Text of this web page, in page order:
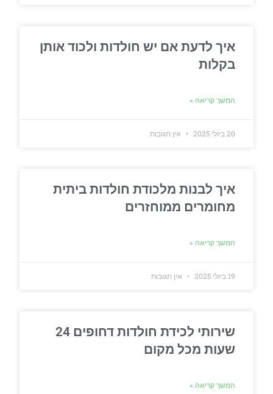
איך לדעת אם יש חולדות ולכוד אותן
בקלות
המשך קריאה »
20 ביולי 2025 אין תגובות
איך לבנות מלכודת חולדות ביתית
מחומרים ממוחזרים
המשך קריאה »
19 ביולי 2025 אין תגובות
שירותי לכידת חולדות דחופים 24
שעות מכל מקום
המשך קריאה »